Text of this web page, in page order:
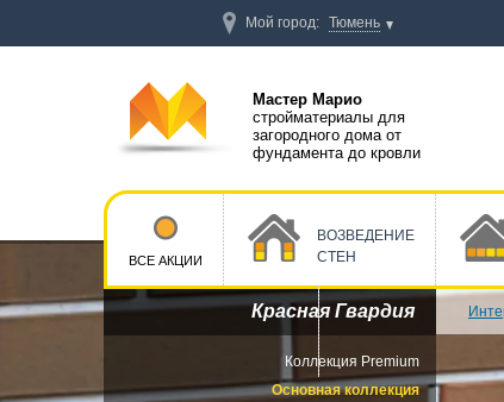
Красная Гвардия
Коллекция Premium
Основная коллекция
Мастер Марио
стройматериалы для
загородного дома от
фундамента до кровли
ВСЕ АКЦИИ
ВОЗВЕДЕНИЕ
СТЕН
Мой город: Тюмень